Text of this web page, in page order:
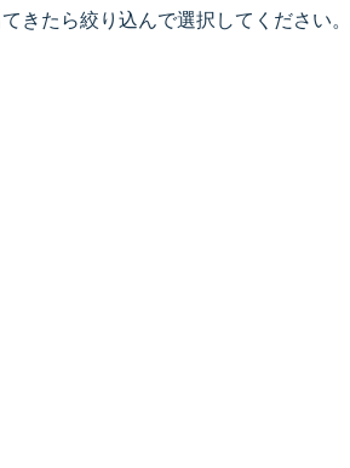
きたら絞り込んで選択してください。